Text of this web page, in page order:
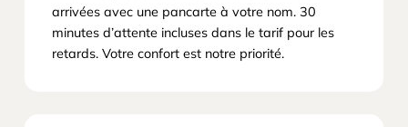
arrivées avec une pancarte à votre nom. 30
minutes d’attente incluses dans le tarif pour les
retards. Votre confort est notre priorité.